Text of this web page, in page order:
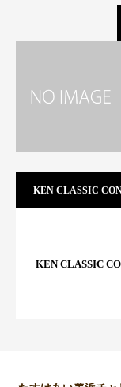
KEN CLASSIC
KEN CLASSIC